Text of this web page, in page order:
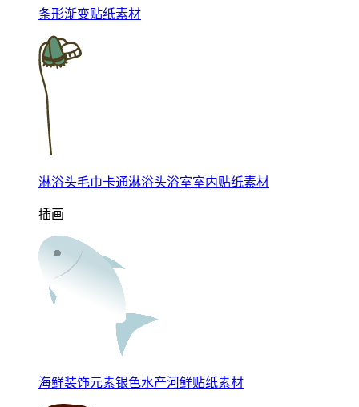
条形渐变贴纸素材
淋浴头毛巾卡通淋浴头浴室室内贴纸素材
插画
海鲜装饰元素银色水产河鲜贴纸素材